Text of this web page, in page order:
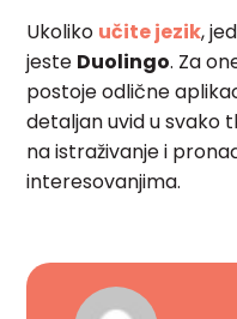
Ukoliko učite jezik,
jeste Duolingo. Za
postoje odlične
detaljan uvid u svako
na istraživanje i
interesovanjima.